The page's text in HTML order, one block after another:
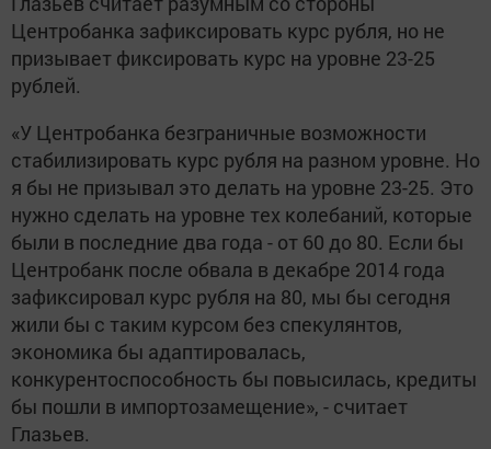
Центробанка зафиксировать курс рубля, но не
призывает фиксировать курс на уровне 23-25
рублей.
«У Центробанка безграничные возможности
стабилизировать курс рубля на разном уровне. Но
я бы не призывал это делать на уровне 23-25. Это
нужно сделать на уровне тех колебаний, которые
были в последние два года - от 60 до 80. Если бы
Центробанк после обвала в декабре 2014 года
зафиксировал курс рубля на 80, мы бы сегодня
жили бы с таким курсом без спекулянтов,
экономика бы адаптировалась,
конкурентоспособность бы повысилась, кредиты
бы пошли в импортозамещение», - считает
Глазьев.